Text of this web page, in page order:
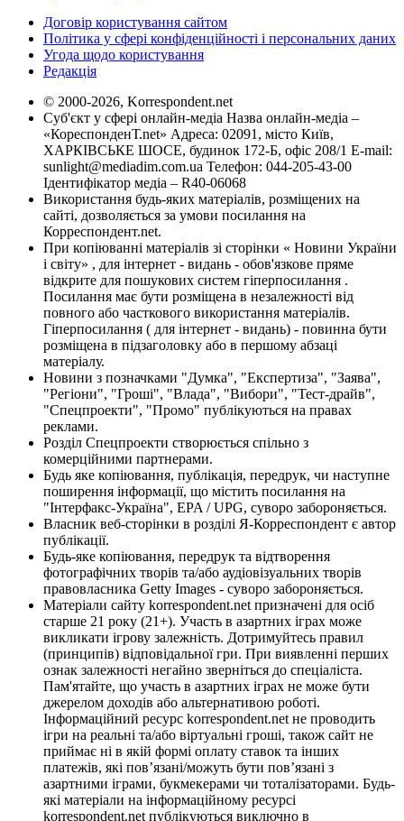
Договір користування сайтом
Політика у сфері конфіденційності і персональних даних
Угода щодо користування
Редакція
© 2000-2026, Korrespondent.net
Суб'єкт у сфері онлайн-медіа Назва онлайн-медіа –
«КореспонденТ.net» Адреса: 02091, місто Київ,
ХАРКІВСЬКЕ ШОСЕ, будинок 172-Б, офіс 208/1 E-mail:
sunlight@mediadim.com.ua Телефон: 044-205-43-00
Ідентифікатор медіа – R40-06068
Використання будь-яких матеріалів, розміщених на
сайті, дозволяється за умови посилання на
Корреспондент.net.
При копіюванні матеріалів зі сторінки « Новини України
і світу» , для інтернет - видань - обов'язкове пряме
відкрите для пошукових систем гіперпосилання .
Посилання має бути розміщена в незалежності від
повного або часткового використання матеріалів.
Гіперпосилання ( для інтернет - видань) - повинна бути
розміщена в підзаголовку або в першому абзаці
матеріалу.
Новини з позначками "Думка", "Експертиза", "Заява",
"Регіони", "Гроші", "Влада", "Вибори", "Тест-драйв",
"Спецпроекти", "Промо" публікуються на правах
реклами.
Розділ Спецпроекти створюється спільно з
комерційними партнерами.
Будь яке копіювання, публікація, передрук, чи наступне
поширення інформації, що містить посилання на
"Інтерфакс-Україна", EPA / UPG, суворо забороняється.
Власник веб-сторінки в розділі Я-Корреспондент є автор
публікації.
Будь-яке копіювання, передрук та відтворення
фотографічних творів та/або аудіовізуальних творів
правовласника Getty Images - суворо забороняється.
Матеріали сайту korrespondent.net призначені для осіб
старше 21 року (21+). Участь в азартних іграх може
викликати ігрову залежність. Дотримуйтесь правил
(принципів) відповідальної гри. При виявленні перших
ознак залежності негайно зверніться до спеціаліста.
Пам'ятайте, що участь в азартних іграх не може бути
джерелом доходів або альтернативою роботі.
Інформаційний ресурс korrespondent.net не проводить
ігри на реальні та/або віртуальні гроші, також сайт не
приймає ні в якій формі оплату ставок та інших
платежів, які пов’язані/можуть бути пов’язані з
азартними іграми, букмекерами чи тоталізаторами. Будь-
які матеріали на інформаційному ресурсі
korrespondent.net публікуються виключно в